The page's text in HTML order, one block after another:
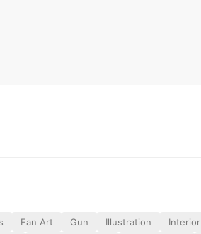
Fan Art Gun Illustration Interior